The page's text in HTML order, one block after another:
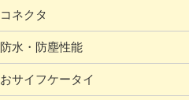
コネクタ
防水・防塵性能
おサイフケータイ